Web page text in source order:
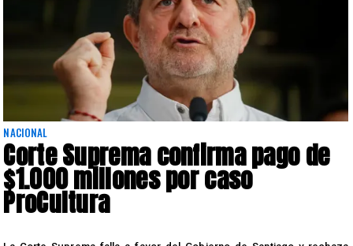
NACIONAL
Corte Suprema confirma pago de
$1.000 millones por caso
ProCultura